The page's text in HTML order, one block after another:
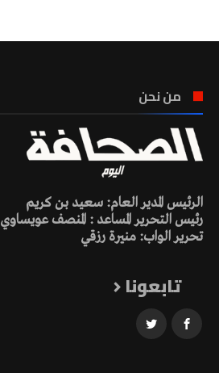
من نحن
الرئيس المدير العام: سعيد بن كريم
رئيس التحرير المساعد : المنصف عويساوي
تحرير الواب: منيرة رزقي
تابعونا